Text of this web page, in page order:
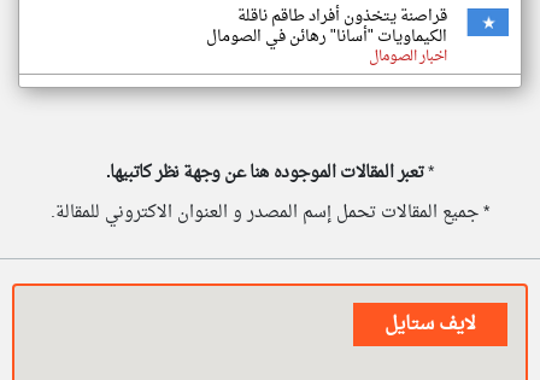
قراصنة يتخذون أفراد طاقم ناقلة
الكيماويات "أسانا" رهائن في الصومال
اخبار الصومال
*تعبر المقالات الموجوده هنا عن وجهة نظر كاتبيها.
* جميع المقالات تحمل إسم المصدر و العنوان الاكتروني للمقالة.
لايف ستايل